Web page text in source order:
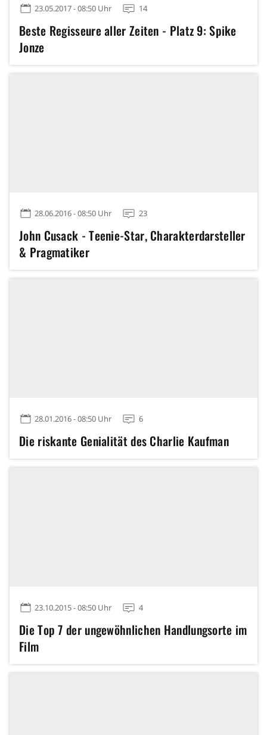
23.05.2017 - 08:50 Uhr 14
Beste Regisseure aller Zeiten - Platz 9: Spike
Jonze
28.06.2016 - 08:50 Uhr 23
John Cusack - Teenie-Star, Charakterdarsteller
& Pragmatiker
28.01.2016 - 08:50 Uhr 6
Die riskante Genialität des Charlie Kaufman
23.10.2015 - 08:50 Uhr 4
Die Top 7 der ungewöhnlichen Handlungsorte im
Film